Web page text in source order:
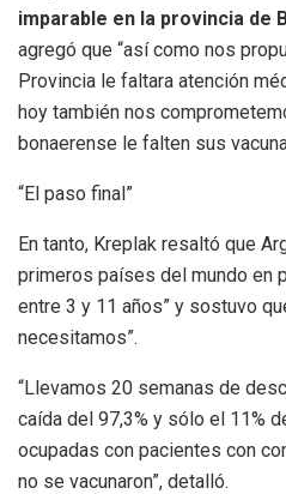
imparable en la provincia de
agregó que “así como nos
Provincia le faltara atención
hoy también nos
bonaerense le falten sus
“El paso final”
En tanto, Kreplak resaltó que
primeros países del mundo en
entre 3 y 11 años” y sostuvo
necesitamos”.
“Llevamos 20 semanas de
caída del 97,3% y sólo el 11%
ocupadas con pacientes con
no se vacunaron”, detalló.